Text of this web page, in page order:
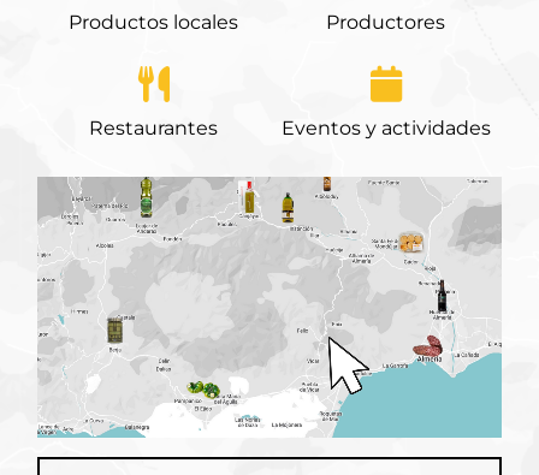
Productos locales
Restaurantes
Productores
Eventos y actividades